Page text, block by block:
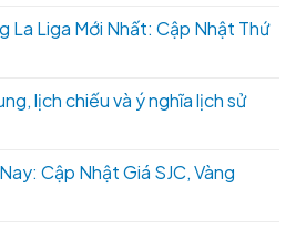
La Liga Mới Nhất: Cập Nhật Thứ
lịch chiếu và ý nghĩa lịch sử
Cập Nhật Giá SJC, Vàng